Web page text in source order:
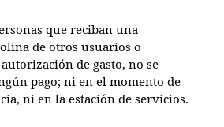
que reciban una
de otros usuarios o
de gasto, no se
pago; ni en el momento de
ni en la estación de servicios.